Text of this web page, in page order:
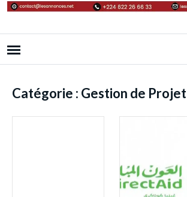
Catégorie : Gestion de Projet